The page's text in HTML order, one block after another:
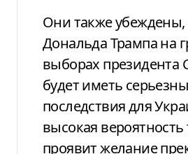
Они также убеждены,
Дональда Трампа на
выборах
будет иметь
последствия для
высокая вероятность
проявит желание